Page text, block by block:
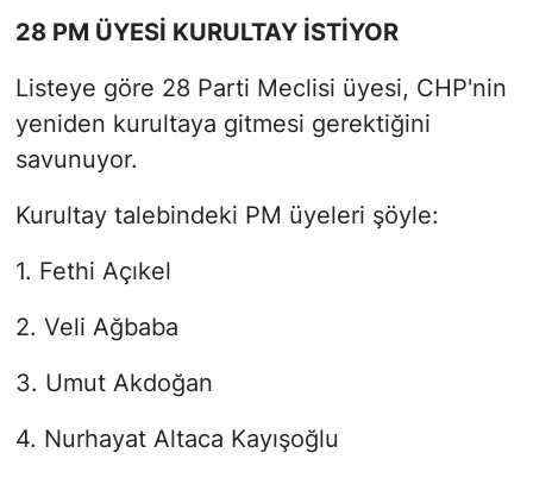
28 PM ÜYESİ KURULTAY İSTİYOR
Listeye göre 28 Parti Meclisi üyesi, CHP'nin
yeniden kurultaya gitmesi gerektiğini
savunuyor.
Kurultay talebindeki PM üyeleri şöyle:
1. Fethi Açıkel
2. Veli Ağbaba
3. Umut Akdoğan
4. Nurhayat Altaca Kayışoğlu